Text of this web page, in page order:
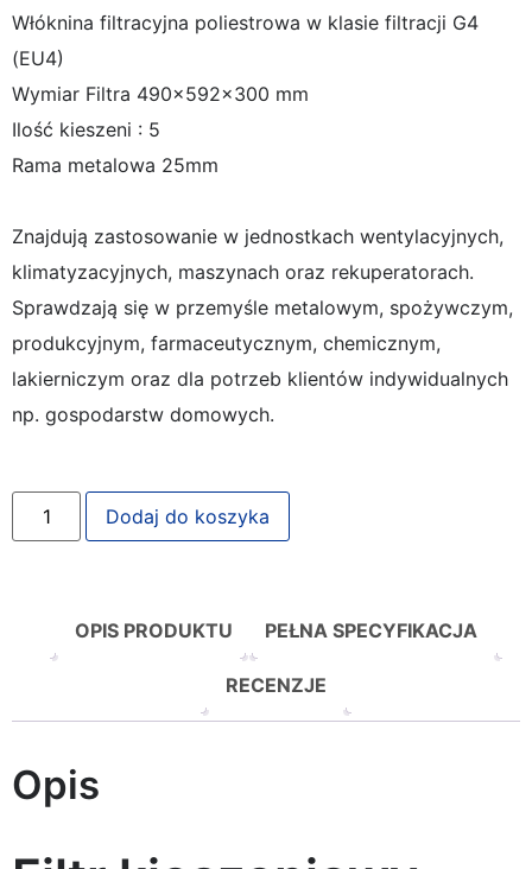
Włóknina filtracyjna poliestrowa w klasie filtracji G4
(EU4)
Wymiar Filtra 490x592x300 mm
Ilość kieszeni : 5
Rama metalowa 25mm
Znajdują zastosowanie w jednostkach wentylacyjnych,
klimatyzacyjnych, maszynach oraz rekuperatorach.
Sprawdzają się w przemyśle metalowym, spożywczym,
produkcyjnym, farmaceutycznym, chemicznym,
lakierniczym oraz dla potrzeb klientów indywidualnych
np. gospodarstw domowych.
Dodaj do koszyka
OPIS PRODUKTU PEŁNA SPECYFIKACJA
RECENZJE
Opis